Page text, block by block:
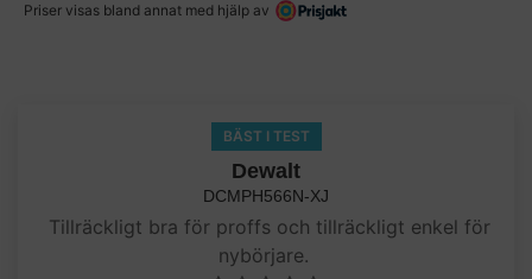
Priser visas bland annat med hjälp av
BÄST I TEST
Dewalt
DCMPH566N-XJ
Tillräckligt bra för proffs och tillräckligt enkel för
nybörjare.